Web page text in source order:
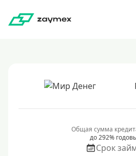
Общая сумма
до 292%
Срок